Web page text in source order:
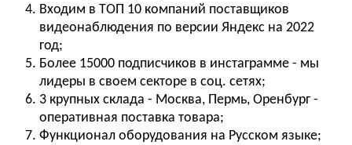
Входим в ТОП 10 компаний поставщиков
видеонаблюдения по версии Яндекс на 2022
год;
Более 15000 подписчиков в инстаграмме - мы
лидеры в своем секторе в соц. сетях;
3 крупных склада - Москва, Пермь, Оренбург -
оперативная поставка товара;
Функционал оборудования на Русском языке;